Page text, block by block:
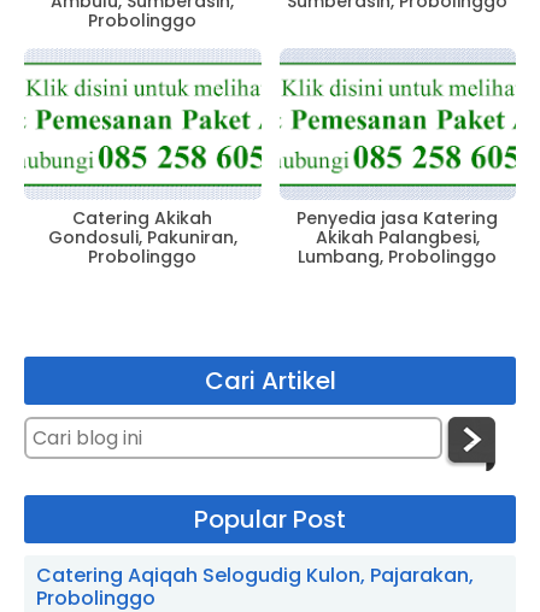
Probolinggo
Catering Akikah
Gondosuli, Pakuniran,
Probolinggo
Penyedia jasa Katering
Akikah Palangbesi,
Lumbang, Probolinggo
Cari Artikel
Popular Post
Catering Aqiqah Selogudig Kulon, Pajarakan,
Probolinggo